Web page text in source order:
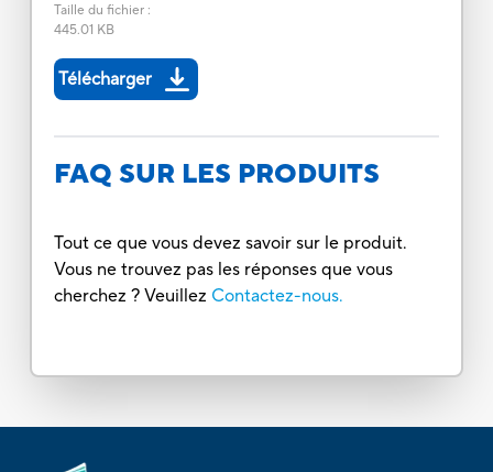
Taille du fichier:
445.01 KB
Télécharger
FAQ SUR LES PRODUITS
Tout ce que vous devez savoir sur le produit.
Vous ne trouvez pas les réponses que vous
cherchez ? Veuillez Contactez-nous.